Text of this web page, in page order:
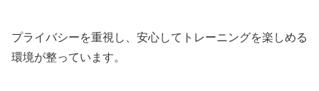
プライバシーを重視し、安心してトレーニングを楽しめる
環境が整っています。